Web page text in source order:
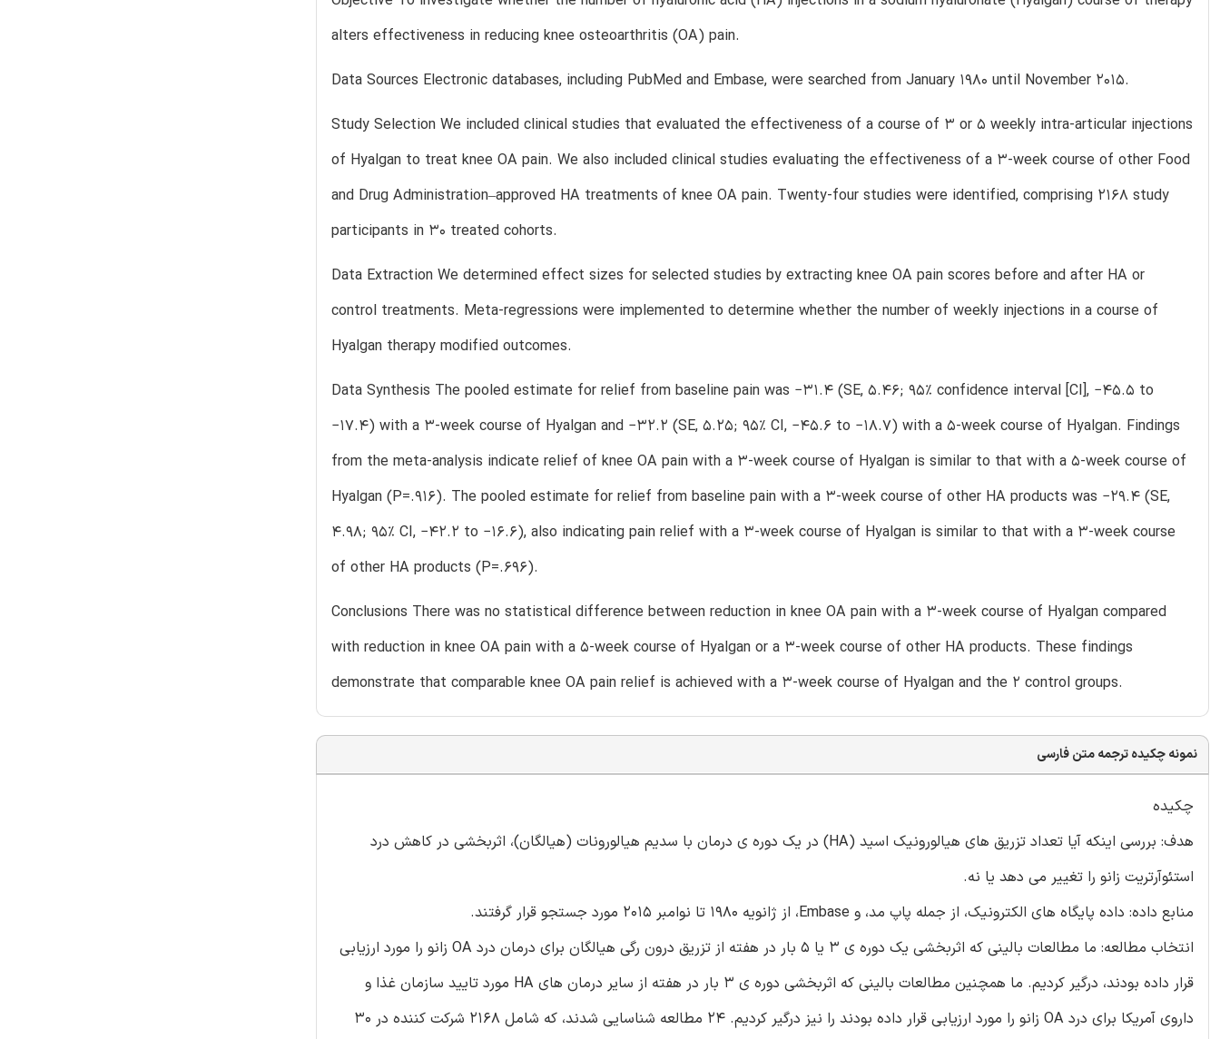
alters effectiveness in reducing knee osteoarthritis (OA) pain.
Data Sources Electronic databases, including PubMed and Embase, were searched from January 1980 until November 2015.
Study Selection We included clinical studies that evaluated the effectiveness of a course of 3 or 5 weekly intra-articular injections
of Hyalgan to treat knee OA pain. We also included clinical studies evaluating the effectiveness of a 3-week course of other Food
and Drug Administration–approved HA treatments of knee OA pain. Twenty-four studies were identified, comprising 2168 study
participants in 30 treated cohorts.
Data Extraction We determined effect sizes for selected studies by extracting knee OA pain scores before and after HA or
control treatments. Meta-regressions were implemented to determine whether the number of weekly injections in a course of
Hyalgan therapy modified outcomes.
Data Synthesis The pooled estimate for relief from baseline pain was −31.4 (SE, 5.46; 95% confidence interval [CI], −45.5 to
−17.4) with a 3-week course of Hyalgan and −32.2 (SE, 5.25; 95% CI, −45.6 to −18.7) with a 5-week course of Hyalgan. Findings
from the meta-analysis indicate relief of knee OA pain with a 3-week course of Hyalgan is similar to that with a 5-week course of
Hyalgan (P=.916). The pooled estimate for relief from baseline pain with a 3-week course of other HA products was −29.4 (SE,
4.98; 95% CI, −42.2 to −16.6), also indicating pain relief with a 3-week course of Hyalgan is similar to that with a 3-week course
of other HA products (P=.696).
Conclusions There was no statistical difference between reduction in knee OA pain with a 3-week course of Hyalgan compared
with reduction in knee OA pain with a 5-week course of Hyalgan or a 3-week course of other HA products. These findings
demonstrate that comparable knee OA pain relief is achieved with a 3-week course of Hyalgan and the 2 control groups.
نمونه چکیده ترجمه متن فارسی
چکیده
هدف: بررسی اینکه آیا تعداد تزریق های هیالورونیک اسید (HA) در یک دوره ی درمان با سدیم هیالورونات (هیالگان)، اثربخشی در کاهش درد
استئوآرتریت زانو را تغییر می دهد یا نه.
منابع داده: داده پایگاه های الکترونیک، از جمله پاپ مد، و Embase، از ژانویه 1980 تا نوامبر 2015 مورد جستجو قرار گرفتند.
انتخاب مطالعه: ما مطالعات بالینی که اثربخشی یک دوره ی 3 یا 5 بار در هفته از تزریق درون رگی هیالگان برای درمان درد OA زانو را مورد ارزیابی
قرار داده بودند، درگیر کردیم. ما همچنین مطالعات بالینی که اثربخشی دوره ی 3 بار در هفته از سایر درمان های HA مورد تایید سازمان غذا و
داروی آمریکا برای درد OA زانو را مورد ارزیابی قرار داده بودند را نیز درگیر کردیم. 24 مطالعه شناسایی شدند، که شامل 2168 شرکت کننده در 30